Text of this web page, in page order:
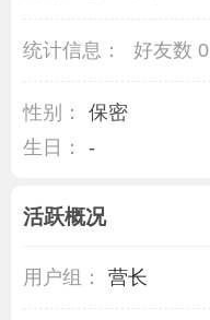
统计信息： 好友数 0
性别：
保密
生日：
-
活跃概况
用户组： 营长